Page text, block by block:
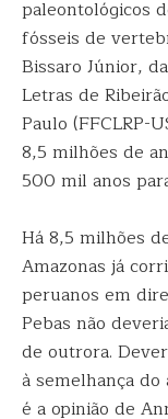
paleontológicos
fósseis de
Bissaro Júnior,
Letras de
Paulo (FFCLRP-
8,5 milhões de
500 mil anos
Há 8,5 milhões
Amazonas já
peruanos em
Pebas não
de outrora.
à semelhança
é a opinião de